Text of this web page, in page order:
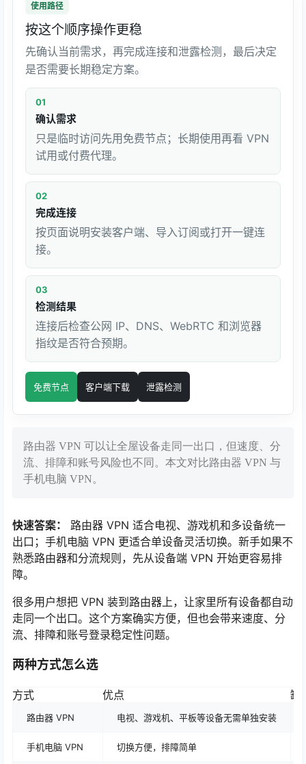
使用路径
按这个顺序操作更稳
先确认当前需求，再完成连接和泄露检测，最后决定
是否需要长期稳定方案。
01
确认需求
只是临时访问先用免费节点；长期使用再看 VPN
试用或付费代理。
02
完成连接
按页面说明安装客户端、导入订阅或打开一键连
接。
03
检测结果
连接后检查公网 IP、DNS、WebRTC 和浏览器
指纹是否符合预期。
免费节点 客户端下载 泄露检测
路由器 VPN 可以让全屋设备走同一出口，但速度、分
流、排障和账号风险也不同。本文对比路由器 VPN 与
手机电脑 VPN。
快速答案：
路由器 VPN 适合电视、游戏机和多设备统一
出口；手机电脑 VPN 更适合单设备灵活切换。新手如果不
熟悉路由器和分流规则，先从设备端 VPN 开始更容易排
障。
很多用户想把 VPN 装到路由器上，让家里所有设备都自动
走同一个出口。这个方案确实方便，但也会带来速度、分
流、排障和账号登录稳定性问题。
两种方式怎么选
方式 优点 缺
路由器 VPN 电视、游戏机、平板等设备无需单独安装
手机电脑 VPN 切换方便，排障简单